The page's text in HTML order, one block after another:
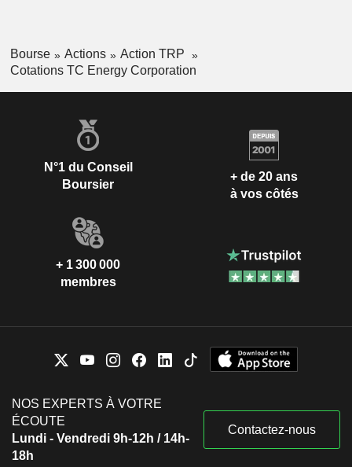
Bourse Actions
Action TRP
Cotations TC Energy Corporation
N°1 du Conseil
Boursier
+ de 20 ans
à vos côtés
+ 1 300 000
membres
NOS EXPERTS À VOTRE
ÉCOUTE
Lundi - Vendredi 9h-12h / 14h-
18h
Contactez-nous